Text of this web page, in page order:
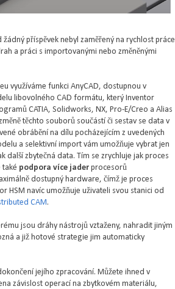
příspěvek nebyl zaměřený na rychlost práce
a práci s importovanými nebo změněnými
využíváme funkci AnyCAD, dostupnou v
libovolného CAD formátu, který Inventor
CATIA, Solidworks, NX, Pro-E/Creo a Alias
těchto souborů součástí či sestav se data v
obrábění na dílu pocházejícím z uvedených
a selektivní import vám umožňuje vybrat jen
zbytečná data. Tím se zrychluje jak proces
také podpora více jader procesorů
dostupný hardware, čímž je proces
HSM navíc umožňuje uživateli svou stanici od
CAM.
jsou dráhy nástrojů vztaženy, nahradit jiným
a již hotové strategie jim automaticky
jejího zpracování. Můžete ihned v
závislost operací na zbytkovém materiálu,